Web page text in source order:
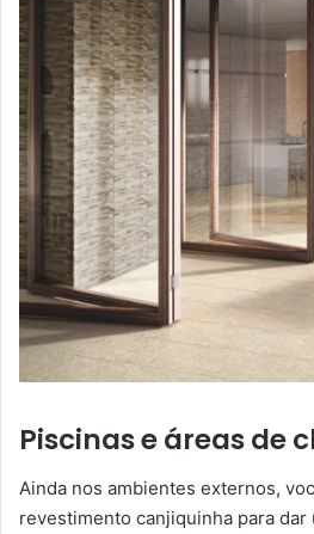
Piscinas e áreas de
Ainda nos ambientes externos,
revestimento canjiquinha para dar